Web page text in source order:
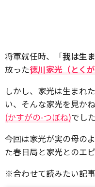
将軍就任時、「我は生
放った徳川家光（とく
しかし、家光は生まれ
い、そんな家光を見か
(かすがの-つぼね)でした
今回は家光が実の母の
た春日局と家光とのエ
※合わせて読みたい記事